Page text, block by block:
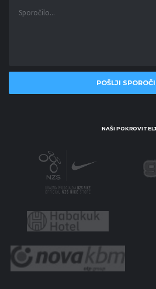
NAŠI